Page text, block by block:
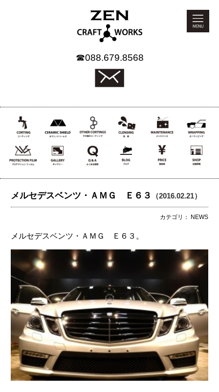
☎088.679.8568
メルセデスベンツ・ＡＭＧ Ｅ６３ （2016.02.21）
カテゴリ： NEWS
メルセデスベンツ・ＡＭＧ Ｅ６３。